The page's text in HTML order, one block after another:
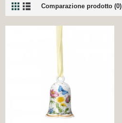
Comparazione prodotto (0)